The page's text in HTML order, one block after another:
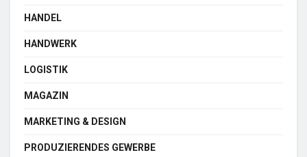
HANDEL
HANDWERK
LOGISTIK
MAGAZIN
MARKETING & DESIGN
PRODUZIERENDES GEWERBE